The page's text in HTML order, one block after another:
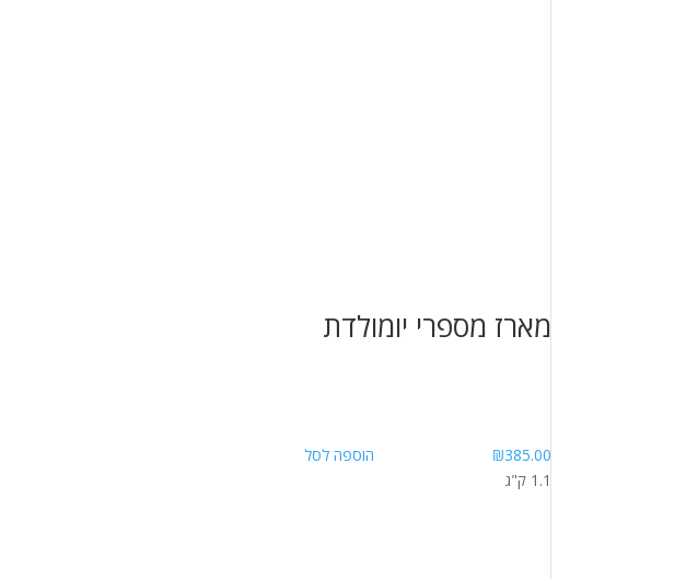
מארז מספרי יומולדת
₪385.00
הוספה לסל
1.1 ק"ג